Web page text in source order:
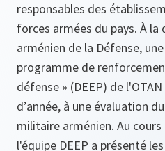
responsables des
forces armées du pays. À
arménien de la Défense,
programme de
défense » (DEEP) de
d’année, à une évaluation
militaire arménien. Au
l'équipe DEEP a présenté